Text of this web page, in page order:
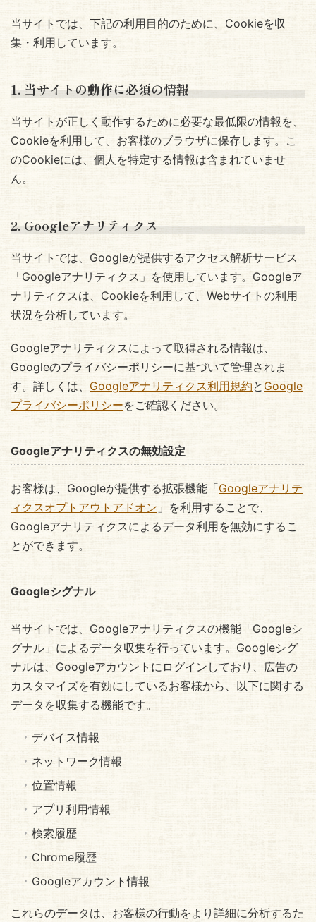
当サイトでは、下記の利用目的のために、Cookieを収
集・利用しています。
1. 当サイトの動作に必須の情報
当サイトが正しく動作するために必要な最低限の情報を、
Cookieを利用して、お客様のブラウザに保存します。こ
のCookieには、個人を特定する情報は含まれていませ
ん。
2. Googleアナリティクス
当サイトでは、Googleが提供するアクセス解析サービス
「Googleアナリティクス」を使用しています。Googleア
ナリティクスは、Cookieを利用して、Webサイトの利用
状況を分析しています。
Googleアナリティクスによって取得される情報は、
Googleのプライバシーポリシーに基づいて管理されま
す。詳しくは、 Googleアナリティクス利用規約と Google
プライバシーポリシーをご確認ください。
Googleアナリティクスの無効設定
お客様は、Googleが提供する拡張機能「Googleアナリテ
ィクスオプトアウトアドオン 」を利用することで、
Googleアナリティクスによるデータ利用を無効にするこ
とができます。
Googleシグナル
当サイトでは、Googleアナリティクスの機能「Googleシ
グナル」によるデータ収集を行っています。Googleシグ
ナルは、Googleアカウントにログインしており、広告の
カスタマイズを有効にしているお客様から、以下に関する
データを収集する機能です。
デバイス情報
ネットワーク情報
位置情報
アプリ利用情報
検索履歴
Chrome履歴
Googleアカウント情報
これらのデータは、お客様の行動をより詳細に分析するた